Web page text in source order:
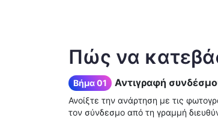
Πώς να
Βήμα 01 Αντιγραφή
Ανοίξτε την ανάρτηση με τις
τον σύνδεσμο από τη γραμμή